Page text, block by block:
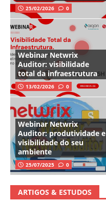
25/02/2026 0
Webinar Netwrix
Auditor: visibilidade
total da infraestrutura
13/02/2026 0
Webinar Netwrix
Auditor: produtividade e
visibilidade do seu
ambiente
25/07/2025 0
ARTIGOS & ESTUDOS